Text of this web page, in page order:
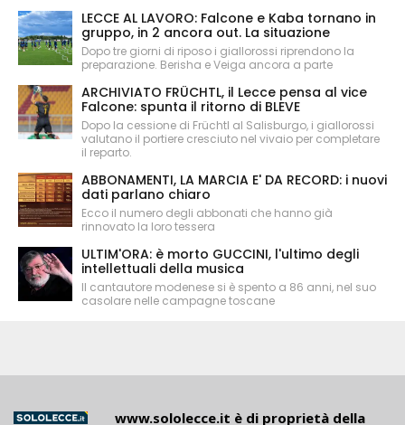
LECCE AL LAVORO: Falcone e Kaba tornano in
gruppo, in 2 ancora out. La situazione
Dopo tre giorni di riposo i giallorossi riprendono la
preparazione. Berisha e Veiga ancora a parte
ARCHIVIATO FRÜCHTL, il Lecce pensa al vice
Falcone: spunta il ritorno di BLEVE
Dopo la cessione di Früchtl al Salisburgo, i giallorossi
valutano il portiere cresciuto nel vivaio per completare
il reparto.
ABBONAMENTI, LA MARCIA E' DA RECORD: i nuovi
dati parlano chiaro
Ecco il numero degli abbonati che hanno già
rinnovato la loro tessera
ULTIM'ORA: è morto GUCCINI, l'ultimo degli
intellettuali della musica
Il cantautore modenese si è spento a 86 anni, nel suo
casolare nelle campagne toscane
www.sololecce.it è di proprietà della